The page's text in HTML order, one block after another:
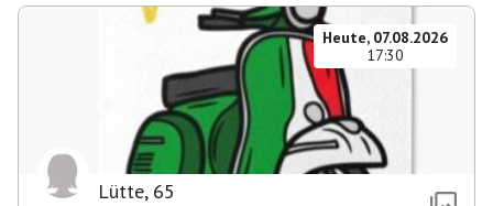
Heute, 07.08.2026
17:30
Lütte, 65